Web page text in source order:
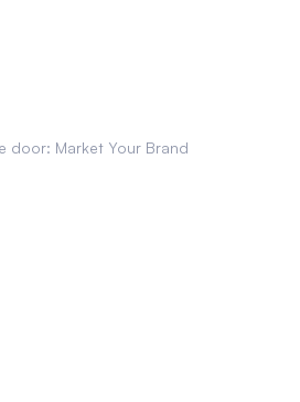
door: Market Your Brand